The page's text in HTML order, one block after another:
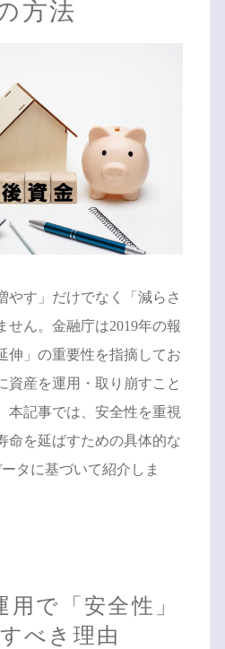
方法
やす」だけでなく「減らさ
せん。金融庁は2019年の報
伸」の重要性を指摘してお
資産を運用・取り崩すこと
本記事では、安全性を重視
命を延ばすための具体的な
タに基づいて紹介しま
で「安全性」
べき理由